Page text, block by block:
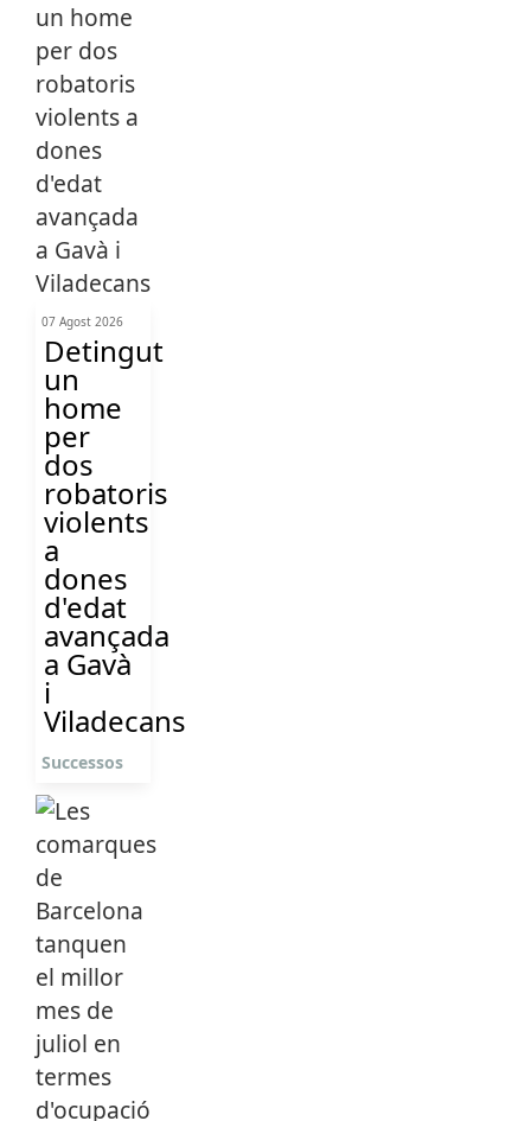
07 Agost 2026
Detingut
un
home
per
dos
robatoris
violents
a
dones
d'edat
avançada
a Gavà
i
Viladecans
Successos